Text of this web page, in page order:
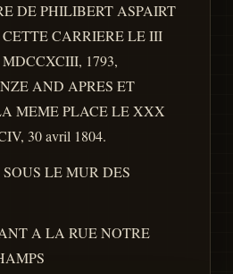
DE PHILIBERT ASPAIRT
CARRIERE LE III
1793,
AND APRES ET
MEME PLACE LE XXX
30 avril 1804.
LE MUR DES
A LA RUE NOTRE